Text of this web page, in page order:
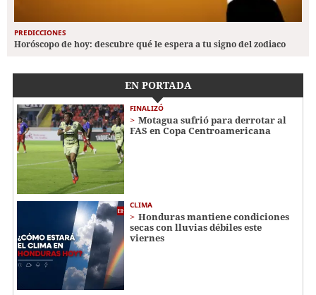
PREDICCIONES
Horóscopo de hoy: descubre qué le espera a tu signo del zodiaco
EN PORTADA
FINALIZÓ
Motagua sufrió para derrotar al
FAS en Copa Centroamericana
CLIMA
Honduras mantiene condiciones
secas con lluvias débiles este
viernes